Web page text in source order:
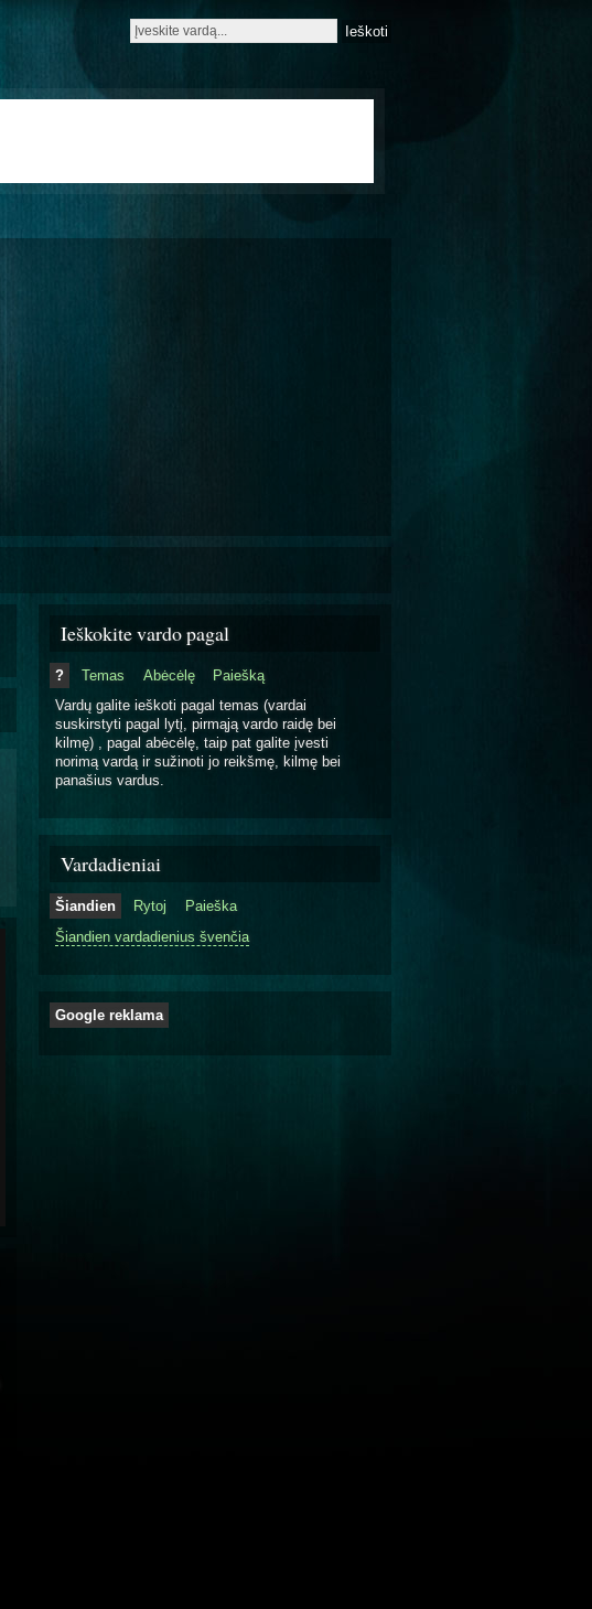
Ieškokite vardo pagal
? Temas Abėcėlę
Paiešką
Vardų galite ieškoti pagal temas (vardai
suskirstyti pagal lytį, pirmąją vardo raidę bei
kilmę) , pagal abėcėlę, taip pat galite įvesti
norimą vardą ir sužinoti jo reikšmę, kilmę bei
panašius vardus.
Vardadieniai
Šiandien Rytoj
Paieška
Šiandien vardadienius švenčia
Google reklama